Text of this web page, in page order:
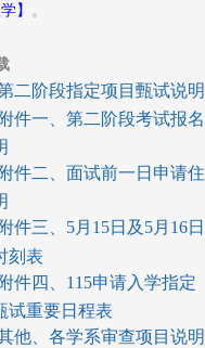
】
。
二阶段指定项目甄试说明
件一、第二阶段考试报名
件二、面试前一日申请住
件三、5月15日及5月16日
刻表
件四、115申请入学指定
试重要日程表
他、各学系审查项目说明